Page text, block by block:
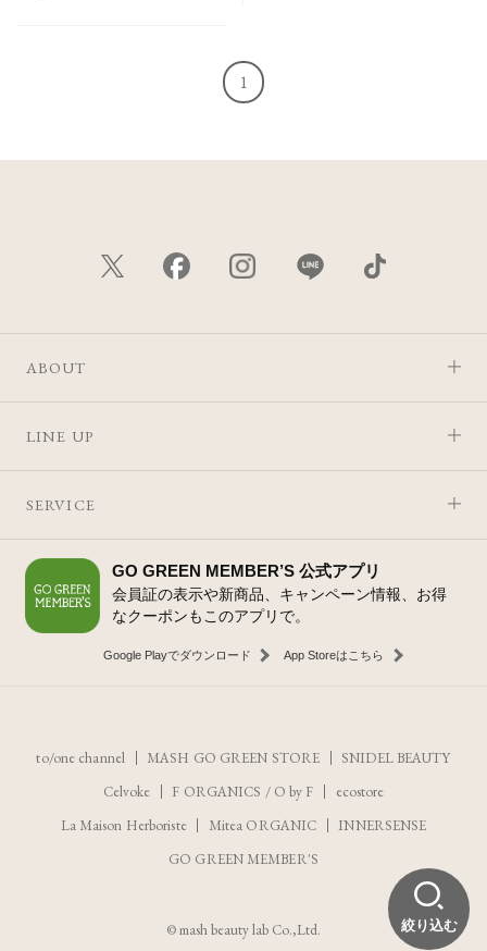
絞り込む
1
ABOUT
LINE UP
SERVICE
GO GREEN MEMBER’S 公式アプリ
会員証の表示や新商品、キャンペーン情報、お得
なクーポンもこのアプリで。
Google Playでダウンロード App Storeはこちら
to/one channel MASH GO GREEN STORE
SNIDEL BEAUTY
Celvoke
F ORGANICS / O by F
ecostore
La Maison Herboriste
Mitea ORGANIC
INNERSENSE
GO GREEN MEMBER'S
© mash beauty lab Co.,Ltd.